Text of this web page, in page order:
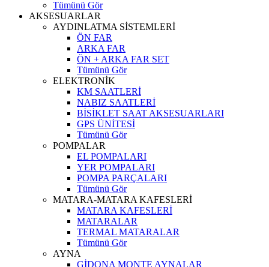
Tümünü Gör
AKSESUARLAR
AYDINLATMA SİSTEMLERİ
ÖN FAR
ARKA FAR
ÖN + ARKA FAR SET
Tümünü Gör
ELEKTRONİK
KM SAATLERİ
NABIZ SAATLERİ
BİSİKLET SAAT AKSESUARLARI
GPS ÜNİTESİ
Tümünü Gör
POMPALAR
EL POMPALARI
YER POMPALARI
POMPA PARÇALARI
Tümünü Gör
MATARA-MATARA KAFESLERİ
MATARA KAFESLERİ
MATARALAR
TERMAL MATARALAR
Tümünü Gör
AYNA
GİDONA MONTE AYNALAR